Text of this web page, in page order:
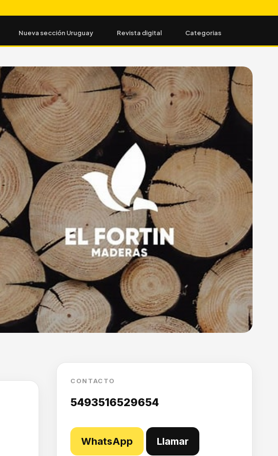
Nueva sección Uruguay Revista digital Categorias
CONTACTO
5493516529654
WhatsApp Llamar